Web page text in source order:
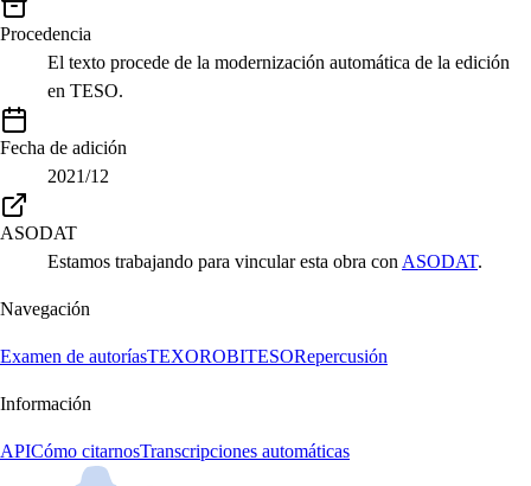
Procedencia
El texto procede de la modernización automática de la edición
en TESO.
Fecha de adición
2021/12
ASODAT
Estamos trabajando para vincular esta obra con ASODAT.
Navegación
Examen de autoríasTEXOROBITESORepercusión
Información
APICómo citarnosTranscripciones automáticas